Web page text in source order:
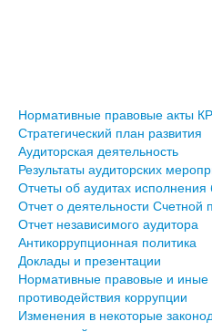
Нормативные правовые акты КР
Стратегический план развития
Аудиторская деятельность
Результаты аудиторских
Отчеты об аудитах
Отчет о деятельности Счетной
Отчет независимого аудитора
Антикоррупционная политика
Доклады и презентации
Нормативные правовые и
противодействия коррупции
Изменения в некоторые